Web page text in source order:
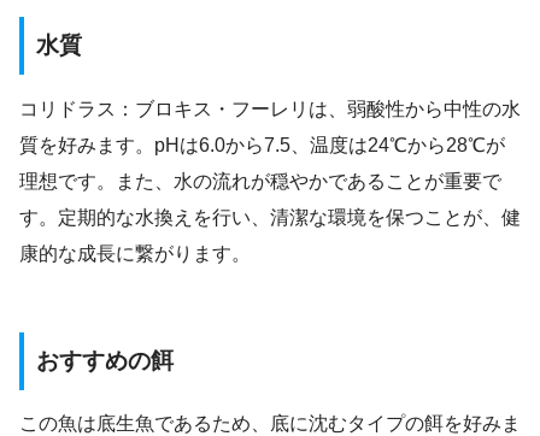
水質
コリドラス：ブロキス・フーレリは、弱酸性から中性の水
質を好みます。pHは6.0から7.5、温度は24℃から28℃が
理想です。また、水の流れが穏やかであることが重要で
す。定期的な水換えを行い、清潔な環境を保つことが、健
康的な成長に繋がります。
おすすめの餌
この魚は底生魚であるため、底に沈むタイプの餌を好みま